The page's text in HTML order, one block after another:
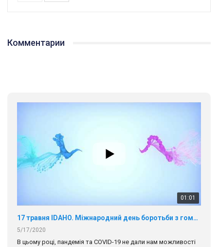
Комментарии
01:01
В цьому році, пандемія та COVІD-19 не дали нам можливості
навіть коли ми у різних містах та не можемо зустрінеться, ми
разом. Ми закликаємо всіх хто поділяє цінності рівності та
солідарності, приєднатися до нас. Регіональні підрозділи
ГАУ є в 16 областях України.
423 Просмотров • 37 Нравится • 1 Комментариев